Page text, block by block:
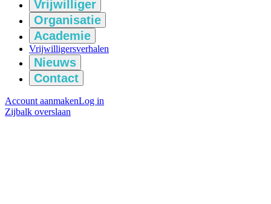
Vrijwilliger
Organisatie
Academie
Vrijwilligersverhalen
Nieuws
Contact
Account aanmakenLog in
Zijbalk overslaan